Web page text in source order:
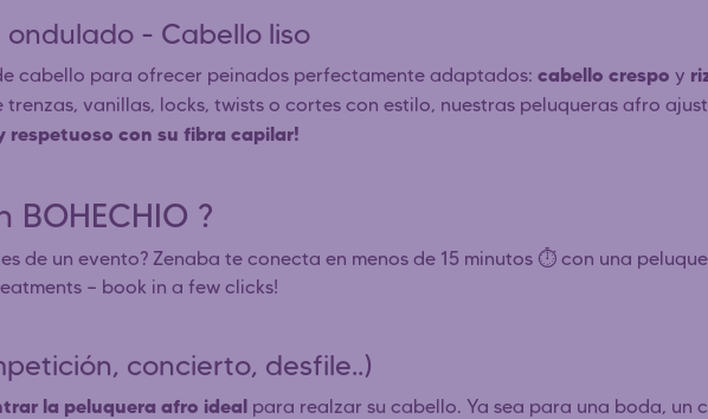
- Cabello liso
cabello para ofrecer peinados perfectamente adaptados: cabello crespo y
trenzas, vanillas, locks, twists o cortes con estilo, nuestras peluqueras afro
respetuoso con su fibra capilar!
?
de un evento? Zenaba te conecta en menos de 15 minutos ⏱️ con una
— book in a few clicks!
concierto, desfile..)
la peluquera afro ideal para realzar su cabello. Ya sea para una boda,